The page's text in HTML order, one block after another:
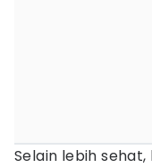
Selain lebih sehat,